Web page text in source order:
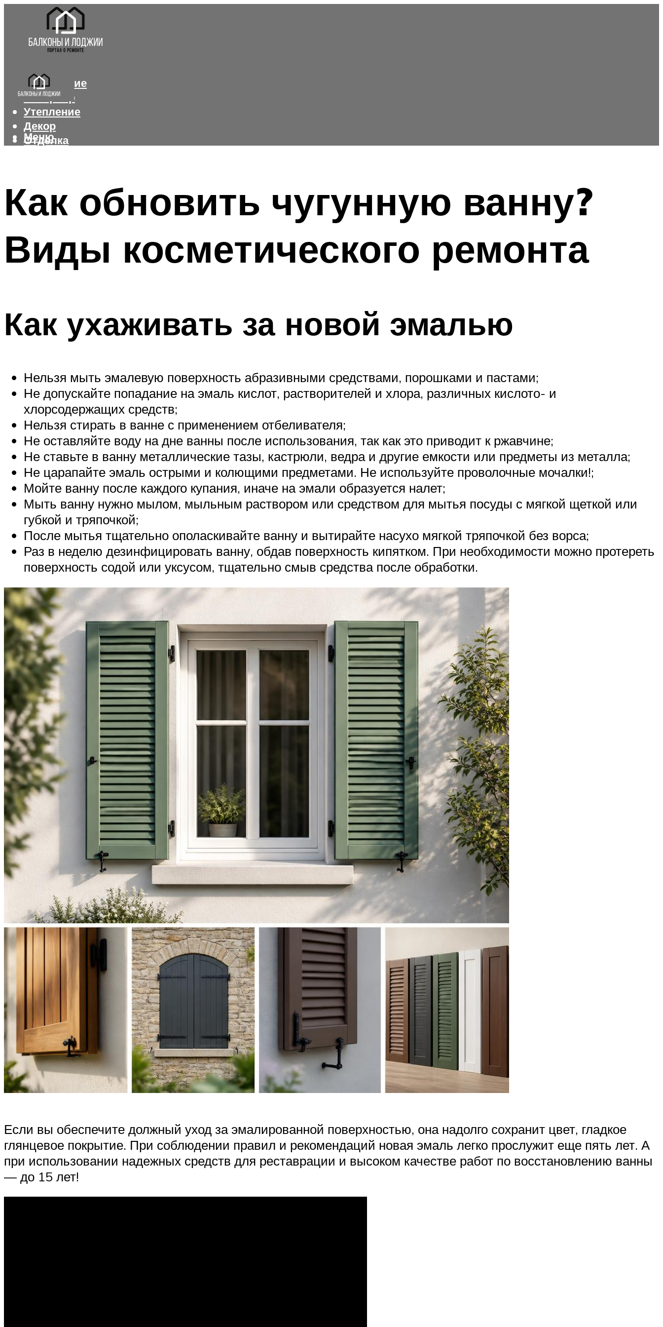
Остекление
Интерьер
Утепление
Декор
Отделка
Меню
Как обновить чугунную ванну?
Виды косметического ремонта
Как ухаживать за новой эмалью
Нельзя мыть эмалевую поверхность абразивными средствами, порошками и пастами;
Не допускайте попадание на эмаль кислот, растворителей и хлора, различных кислото- и
хлорсодержащих средств;
Нельзя стирать в ванне с применением отбеливателя;
Не оставляйте воду на дне ванны после использования, так как это приводит к ржавчине;
Не ставьте в ванну металлические тазы, кастрюли, ведра и другие емкости или предметы из металла;
Не царапайте эмаль острыми и колющими предметами. Не используйте проволочные мочалки!;
Мойте ванну после каждого купания, иначе на эмали образуется налет;
Мыть ванну нужно мылом, мыльным раствором или средством для мытья посуды с мягкой щеткой или
губкой и тряпочкой;
После мытья тщательно ополаскивайте ванну и вытирайте насухо мягкой тряпочкой без ворса;
Раз в неделю дезинфицировать ванну, обдав поверхность кипятком. При необходимости можно протереть
поверхность содой или уксусом, тщательно смыв средства после обработки.
Если вы обеспечите должный уход за эмалированной поверхностью, она надолго сохранит цвет, гладкое
глянцевое покрытие. При соблюдении правил и рекомендаций новая эмаль легко прослужит еще пять лет. А
при использовании надежных средств для реставрации и высоком качестве работ по восстановлению ванны
— до 15 лет!